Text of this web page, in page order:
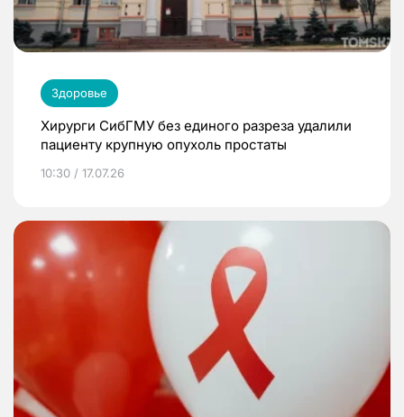
Здоровье
Хирурги СибГМУ без единого разреза удалили
пациенту крупную опухоль простаты
10:30 / 17.07.26